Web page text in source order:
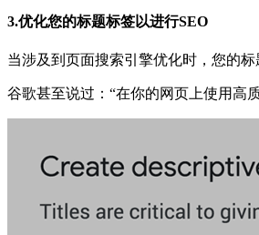
3.优化您的标题标签以进行SEO
当涉及到页面搜索引擎优化时，您的标
谷歌甚至说过：“在你的网页上使用高